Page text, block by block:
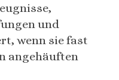
und
wenn sie fast
angehäuften